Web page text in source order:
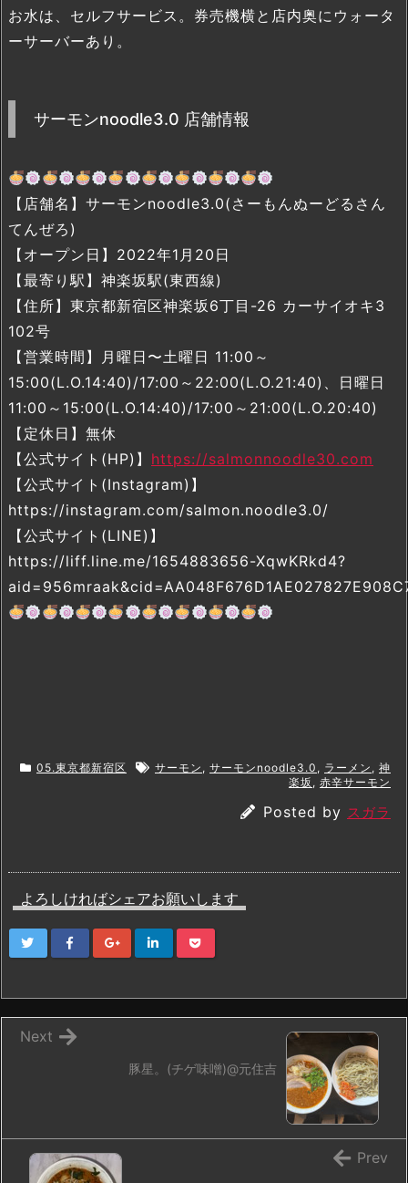
お水は、セルフサービス。券売機横と店内奥にウォータ
ーサーバーあり。
サーモンnoodle3.0 店舗情報
【店舗名】サーモンnoodle3.0(さーもんぬーどるさん
てんぜろ)
【オープン日】2022年1月20日
【最寄り駅】神楽坂駅(東西線)
【住所】東京都新宿区神楽坂6丁目-26 カーサイオキ3
102号
【営業時間】月曜日〜土曜日 11:00～
15:00(L.O.14:40)/17:00～22:00(L.O.21:40)、日曜日
11:00～15:00(L.O.14:40)/17:00～21:00(L.O.20:40)
【定休日】無休
【公式サイト(HP)】 https://salmonnoodle30.com
【公式サイト(Instagram)】
https://instagram.com/salmon.noodle3.0/
【公式サイト(LINE)】
https://liff.line.me/1654883656-XqwKRkd4?
05.東京都新宿区 サーモン , サーモンnoodle3.0 , ラーメン , 神
楽坂 , 赤辛サーモン
Posted by スガラ
よろしければシェアお願いします
豚星。(チゲ味噌)@元住吉
Next
Prev